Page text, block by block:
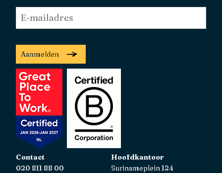
mailadres *
Aanmelden
Contact
020 811 88 00
Hoofdkantoor
Surinameplein 124